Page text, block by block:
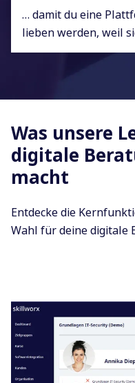
… damit du eine
lieben werden, weil
Was unsere
digitale
macht
Entdecke die
Wahl für deine digitale